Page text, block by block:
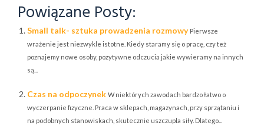
Powiązane Posty:
Small talk- sztuka prowadzenia rozmowy Pierwsze
wrażenie jest niezwykle istotne. Kiedy staramy się o pracę, czy też
poznajemy nowe osoby, pozytywne odczucia jakie wywieramy na innych
są...
Czas na odpoczynek W niektórych zawodach bardzo łatwo o
wyczerpanie fizyczne. Praca w sklepach, magazynach, przy sprzątaniu i
na podobnych stanowiskach, skutecznie uszczupla siły. Dlatego...